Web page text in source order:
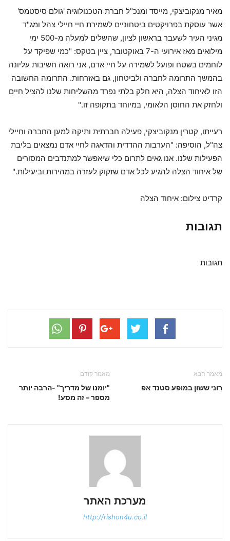
מאיר מנקוביצקי, מייסד ומנכ"ל חברת הטכנולוגיה 'גולם סיסטמס'
אשר עוסקת בפרויקטים ביטחוניים לשמירת חיי חיילי צהל ומג"ד
מגיני העיר לשעבר בראשון לציון, שהשלים למעלה מ-500 ימי
מילואים מאז אירועי ה-7 באוקטובר, ציין בטקס: "כמי שפיקד על
לוחמים בשטח ופועל לשמירה על חיי אדם, אני רואה חשיבות עליונה
בהמשך התרומה לחברה ולביטחון, גם באזרחות. התרומה החשובה
הזו לאיחוד הצלה, היא חלק בלתי נפרד מהשליחות שלנו להציל חיים
ולחזק את החוסן הלאומי, במיוחד בתקופה זו."
רעייתו, קטרין מנקוביצקי, פעילה חברתית ותיקה למען החברה וחיילי
צה"ל, הוסיפה: "הערבות ההדדית והדאגה לחיי אדם נמצאים בליבת
הפעילות שלנו. אנו גאים לתרום כלי שיאפשר למתנדבים המסורים
של איחוד הצלה להגיע לכל אדם שזקוק לעזרה במהירות וביעילות."
קרדיט צילום: איחוד הצלה
תגובות
תגובות
מאמר קודם
"יומנו של מדריך" -הרבה יותר
מספר – זה מסע!
מאמר הבא
רוני ששון במופע סטנד אפ
מערכת האתר
http://rishon4u.co.il